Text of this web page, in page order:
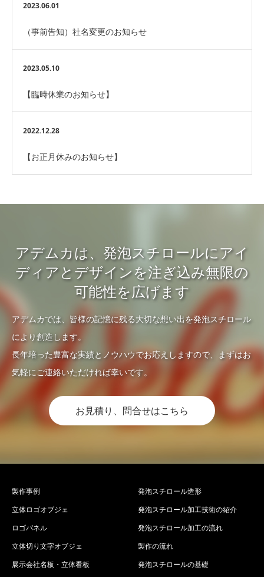
2023.06.01
（事前告知）社名変更のお知らせ
2023.05.10
【臨時休業のお知らせ】
2022.12.28
【お正月休みのお知らせ】
アデムカは、発泡スチロールにアイ
ディアとデザインを注ぎ込み無限の
可能性を広げます
アデムカでは、皆様の記憶に残る大切な想い出を発泡スチロール
により創造します。
長年培った豊富な実績とノウハウでお応えしますので、まずはお
気軽にご連絡いただければ幸いです。
お見積り、問合せはこちら
製作事例
立体ロゴオブジェ
ロゴパネル
立体切り文字オブジェ
展示会社名板・立体看板
発泡スチロール造形
発泡スチロール加工技術の紹介
発泡スチロール加工の流れ
製作の流れ
発泡スチロールの基礎